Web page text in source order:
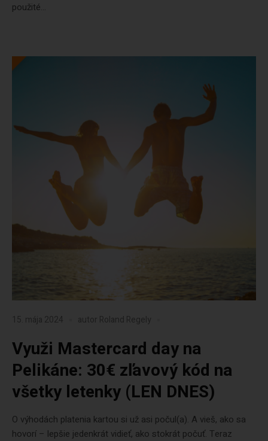
použité...
15. mája 2024 autor Roland Regely
Využi Mastercard day na
Pelikáne: 30€ zľavový kód na
všetky letenky (LEN DNES)
O výhodách platenia kartou si už asi počul(a). A vieš, ako sa
hovorí – lepšie jedenkrát vidieť, ako stokrát počuť. Teraz